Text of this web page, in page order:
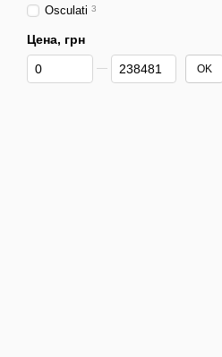
Osculati 3
Цена, грн
От Цена, грн
До Цена, грн OK